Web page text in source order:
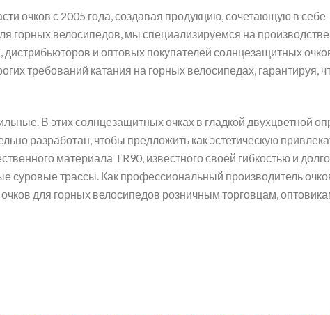
очков с 2005 года, создавая продукцию, сочетающую в себе
горных велосипедов, мы специализируемся на производстве
и оптовых покупателей солнцезащитных
требований катания на горных велосипедах, гарантируя,
В этих солнцезащитных очках в гладкой двухцветной
разработан, чтобы предложить как эстетическую
материала TR90, известного своей гибкостью и
суровые трассы. Как профессиональный производитель
для горных велосипедов розничным торговцам,